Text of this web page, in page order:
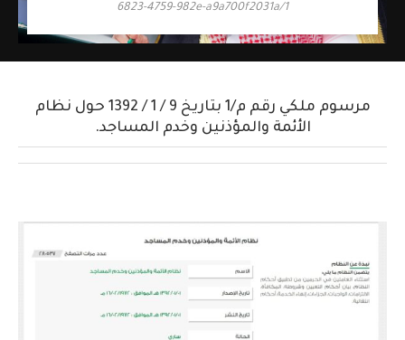
6823-4759-982e-a9a700f2031a/1
مرسوم ملكي رقم م/1 بتاريخ 9 / 1 / 1392 حول نظام
الأئمة والمؤذنين وخدم المساجد.